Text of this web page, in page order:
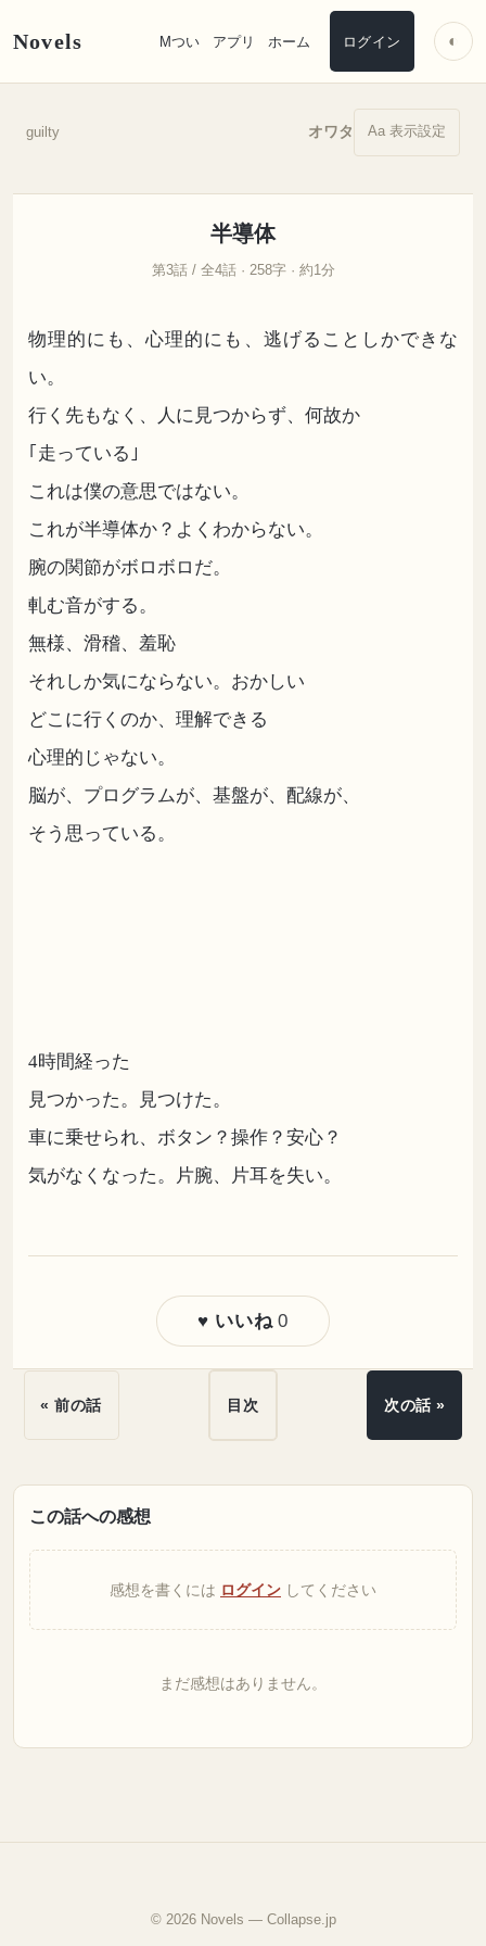
Novels Mつい アプリ ホーム ログイン ◐
guilty オワタ Aa 表示設定
半導体
第3話 / 全4話 · 258字 · 約1分
物理的にも、心理的にも、逃げることしかできな
い。
行く先もなく、人に見つからず、何故か
｢走っている｣
これは僕の意思ではない。
これが半導体か？よくわからない。
腕の関節がボロボロだ。
軋む音がする。
無様、滑稽、羞恥
それしか気にならない。おかしい
どこに行くのか、理解できる
心理的じゃない。
脳が、プログラムが、基盤が、配線が、
そう思っている。
4時間経った
見つかった。見つけた。
車に乗せられ、ボタン？操作？安心？
気がなくなった。片腕、片耳を失い。
♥ いいね 0
« 前の話 目次 次の話 »
この話への感想
感想を書くには ログイン してください
まだ感想はありません。
© 2026 Novels — Collapse.jp